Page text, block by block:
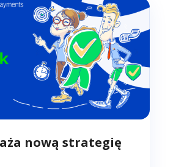
nową strategię